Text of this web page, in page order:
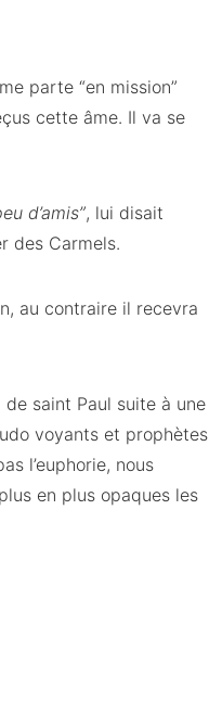
parte “en mission”
cette âme. Il va se
d’amis”, lui disait
des Carmels.
au contraire il recevra
saint Paul suite à une
voyants et prophètes
l’euphorie, nous
en plus opaques les